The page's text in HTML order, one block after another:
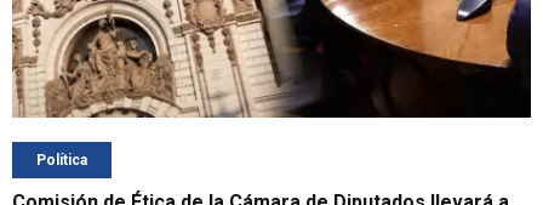
Política